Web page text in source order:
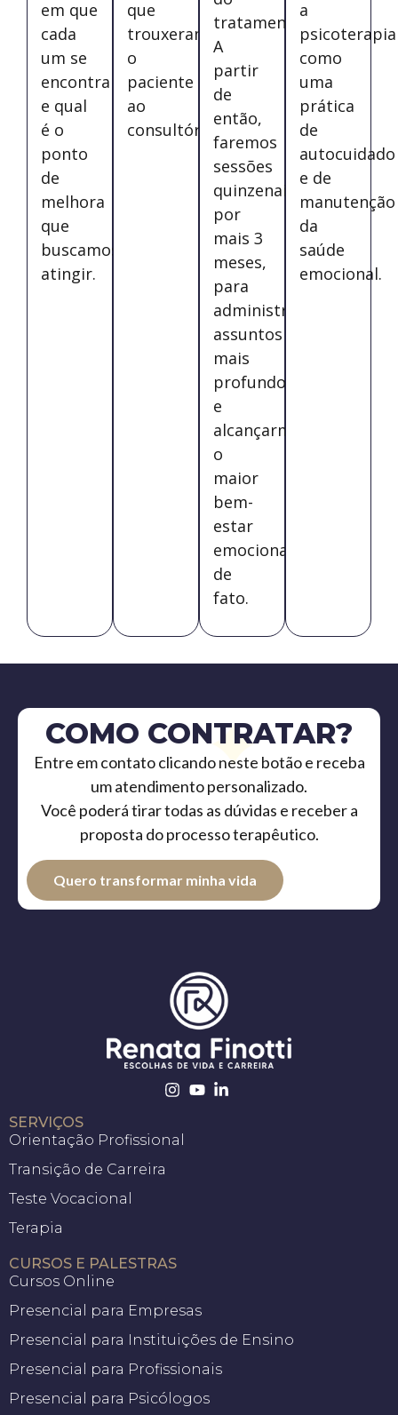
em que
cada
um se
encontra
e qual
é o
ponto
de
melhora
que
buscamos
atingir.
que
trouxeram
o
paciente
ao
consultório.
tratamento.
A
partir
de
então,
faremos
sessões
quinzenais,
por
mais 3
meses,
para
administrar
assuntos
mais
profundos
e
alcançarmos
o
maior
bem-
estar
emocional,
de
fato.
a
psicoterapia
como
uma
prática
de
autocuidado
e de
manutenção
da
saúde
emocional.
COMO CONTRATAR?
Entre em contato clicando neste botão e receba
um atendimento personalizado.
Você poderá tirar todas as dúvidas e receber a
proposta do processo terapêutico.
Quero transformar minha vida
SERVIÇOS
Orientação Profissional
Transição de Carreira
Teste Vocacional
Terapia
CURSOS E PALESTRAS
Cursos Online
Presencial para Empresas
Presencial para Instituições de Ensino
Presencial para Profissionais
Presencial para Psicólogos